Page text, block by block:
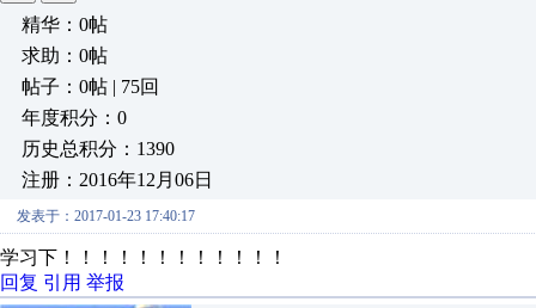
精华：0帖
求助：0帖
帖子：0帖 | 75回
年度积分：0
历史总积分：1390
注册：2016年12月06日
发表于：2017-01-23 17:40:17
学习下！！！！！！！！！！！！
回复 引用 举报